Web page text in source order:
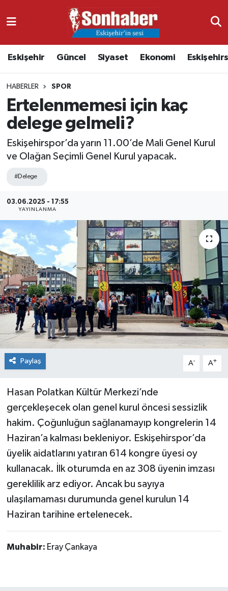
Eskişehir Güncel Siyaset Ekonomi
HABERLER SPOR
Ertelenmemesi için kaç
delege gelmeli?
Eskişehirspor’da yarın 11.00’de Mali Genel Kurul
ve Olağan Seçimli Genel Kurul yapacak.
#Delege
03.06.2025 - 17:55
YAYINLANMA
Paylaş A- A+
Hasan Polatkan Kültür Merkezi’nde
gerçekleşecek olan genel kurul öncesi sessizlik
hakim. Çoğunluğun sağlanamayıp kongrelerin 14
Haziran’a kalması bekleniyor. Eskişehirspor’da
üyelik aidatlarını yatıran 614 kongre üyesi oy
kullanacak. İlk oturumda en az 308 üyenin imzası
gereklilik arz ediyor. Ancak bu sayıya
ulaşılamaması durumunda genel kurulun 14
Haziran tarihine ertelenecek.
Muhabir: Eray Çankaya
Ekonomi
Güncel
Kültür & Sanat
Sağlık
Siyaset
Spor
Nöbetçi Eczaneler
Namaz Vakitleri
Trafik Durumu
Süper Lig Puan Durumu ve Fikstür
Haber Arşivi